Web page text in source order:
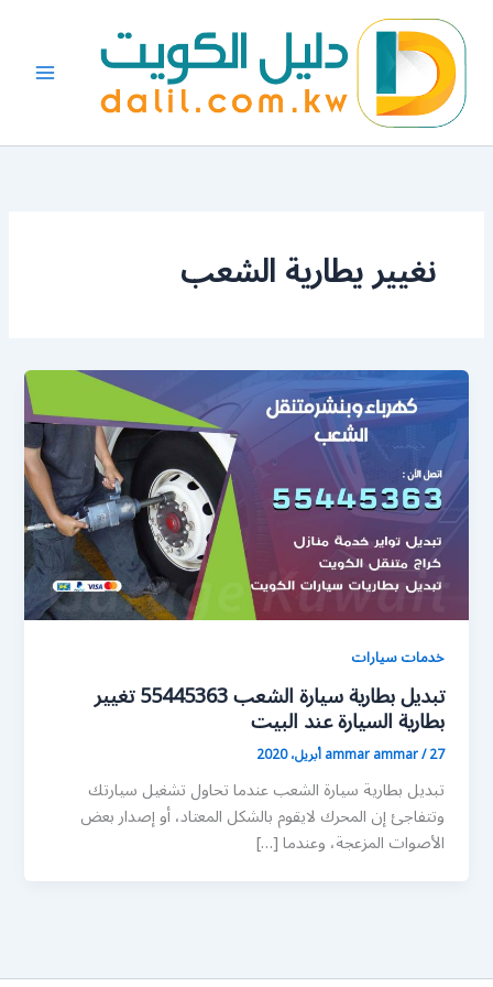
المحتوى
نغيير يطارية الشعب
خدمات سيارات
تبديل بطارية سيارة الشعب 55445363 تغيير
بطارية السيارة عند البيت
ammar ammar/27 أبريل، 2020
تبديل بطارية سيارة الشعب عندما تحاول تشغيل سيارتك
وتتفاجئ إن المحرك لايقوم بالشكل المعتاد، أو إصدار بعض
الأصوات المزعجة، وعندما […]